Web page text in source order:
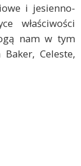
i jesienno-
właściwości
nam w tym
Celeste,